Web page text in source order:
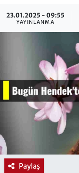
23.01.2025 - 09:55
YAYINLANMA
Paylaş